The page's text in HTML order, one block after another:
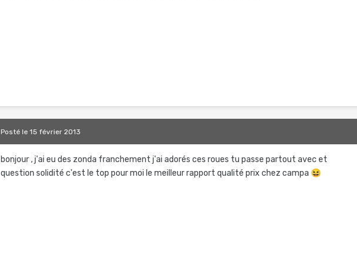
Postéle 15 février 2013
bonjour , j'ai eu des zonda franchement j'ai adorés ces roues tu passe partout avec et
question solidité c'est le top pour moi le meilleur rapport qualité prix chez campa 😆